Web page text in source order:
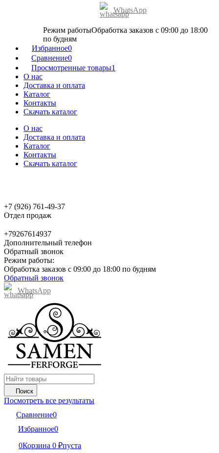
WhatsApp
Режим работыОбработка заказов с 09:00 до 18:00
по будням
Избранное0
Сравнение0
Просмотренные товары1
О нас
Доставка и оплата
Каталог
Контакты
Скачать каталог
О нас
Доставка и оплата
Каталог
Контакты
Скачать каталог
+7 (926) 761-49-37
Отдел продаж
+79267614937
Дополнительный телефон
Обратный звонок
Режим работы:
Обработка заказов с 09:00 до 18:00 по будням
Обратный звонок
WhatsApp
Поиск
Посмотреть все результаты
Сравнение0
Избранное0
0Корзина 0 ₽пуста